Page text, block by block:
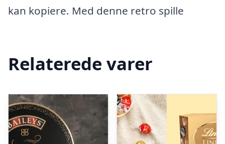
kan kopiere. Med denne retro spille
Relaterede varer